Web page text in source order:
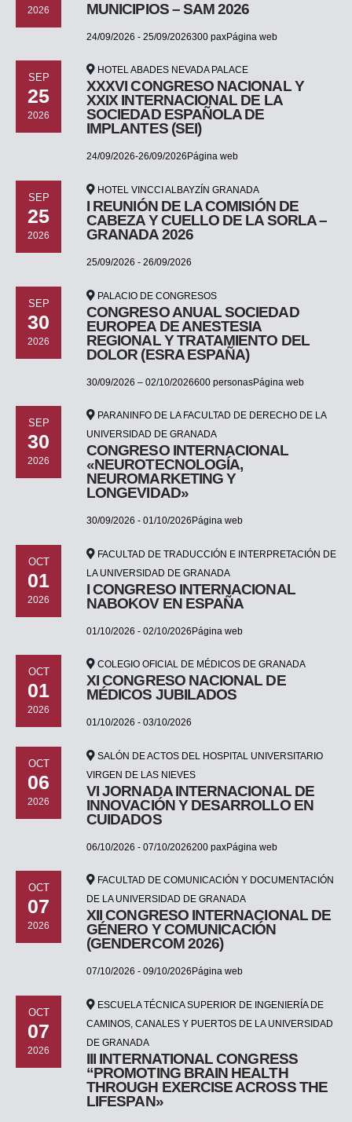
2026
MUNICIPIOS – SAM 2026
24/09/2026 - 25/09/2026300 paxPágina web
SEP
25
2026
HOTEL ABADES NEVADA PALACE
XXXVI CONGRESO NACIONAL Y
XXIX INTERNACIONAL DE LA
SOCIEDAD ESPAÑOLA DE
IMPLANTES (SEI)
24/09/2026-26/09/2026Página web
SEP
25
2026
HOTEL VINCCI ALBAYZÍN GRANADA
I REUNIÓN DE LA COMISIÓN DE
CABEZA Y CUELLO DE LA SORLA –
GRANADA 2026
25/09/2026 - 26/09/2026
SEP
30
2026
PALACIO DE CONGRESOS
CONGRESO ANUAL SOCIEDAD
EUROPEA DE ANESTESIA
REGIONAL Y TRATAMIENTO DEL
DOLOR (ESRA ESPAÑA)
30/09/2026 – 02/10/2026600 personasPágina web
SEP
30
2026
PARANINFO DE LA FACULTAD DE DERECHO DE LA
UNIVERSIDAD DE GRANADA
CONGRESO INTERNACIONAL
«NEUROTECNOLOGÍA,
NEUROMARKETING Y
LONGEVIDAD»
30/09/2026 - 01/10/2026Página web
OCT
01
2026
FACULTAD DE TRADUCCIÓN E INTERPRETACIÓN DE
LA UNIVERSIDAD DE GRANADA
I CONGRESO INTERNACIONAL
NABOKOV EN ESPAÑA
01/10/2026 - 02/10/2026Página web
OCT
01
2026
COLEGIO OFICIAL DE MÉDICOS DE GRANADA
XI CONGRESO NACIONAL DE
MÉDICOS JUBILADOS
01/10/2026 - 03/10/2026
OCT
06
2026
SALÓN DE ACTOS DEL HOSPITAL UNIVERSITARIO
VIRGEN DE LAS NIEVES
VI JORNADA INTERNACIONAL DE
INNOVACIÓN Y DESARROLLO EN
CUIDADOS
06/10/2026 - 07/10/2026200 paxPágina web
OCT
07
2026
FACULTAD DE COMUNICACIÓN Y DOCUMENTACIÓN
DE LA UNIVERSIDAD DE GRANADA
XII CONGRESO INTERNACIONAL DE
GÉNERO Y COMUNICACIÓN
(GENDERCOM 2026)
07/10/2026 - 09/10/2026Página web
OCT
07
2026
ESCUELA TÉCNICA SUPERIOR DE INGENIERÍA DE
CAMINOS, CANALES Y PUERTOS DE LA UNIVERSIDAD
DE GRANADA
III INTERNATIONAL CONGRESS
“PROMOTING BRAIN HEALTH
THROUGH EXERCISE ACROSS THE
LIFESPAN»